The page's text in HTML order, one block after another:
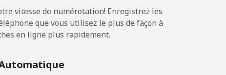
-
vitesse de numérotation! Enregistrez les
que vous utilisez le plus de façon à
en ligne plus rapidement.